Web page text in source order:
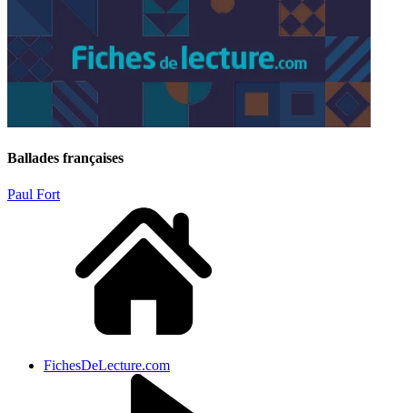
Ballades françaises
Paul Fort
FichesDeLecture.com